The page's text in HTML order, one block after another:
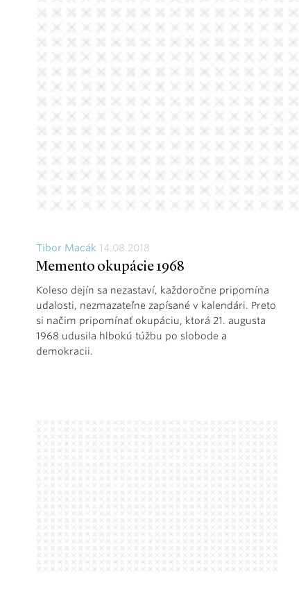
Tibor Macák 14.08.2018
Memento okupácie 1968
Koleso dejín sa nezastaví, každoročne pripomína
udalosti, nezmazateľne zapísané v kalendári. Preto
si načim pripomínať okupáciu, ktorá 21. augusta
1968 udusila hlbokú túžbu po slobode a
demokracii.